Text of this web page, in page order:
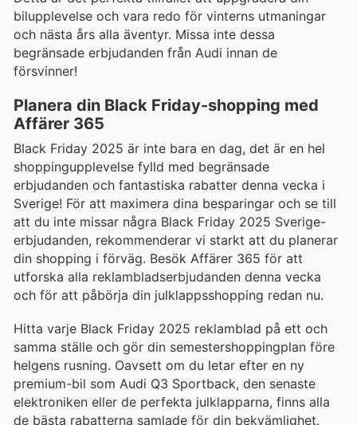
bilupplevelse och vara redo för vinterns utmaningar
och nästa års alla äventyr. Missa inte dessa
begränsade erbjudanden från Audi innan de
försvinner!
Planera din Black Friday-shopping med
Affärer 365
Black Friday 2025 är inte bara en dag, det är en hel
shoppingupplevelse fylld med begränsade
erbjudanden och fantastiska rabatter denna vecka i
Sverige! För att maximera dina besparingar och se till
att du inte missar några Black Friday 2025 Sverige-
erbjudanden, rekommenderar vi starkt att du planerar
din shopping i förväg. Besök Affärer 365 för att
utforska alla reklambladserbjudanden denna vecka
och för att påbörja din julklappsshopping redan nu.
Hitta varje Black Friday 2025 reklamblad på ett och
samma ställe och gör din semestershoppingplan före
helgens rusning. Oavsett om du letar efter en ny
premium-bil som Audi Q3 Sportback, den senaste
elektroniken eller de perfekta julklapparna, finns alla
de bästa rabatterna samlade för din bekvämlighet.